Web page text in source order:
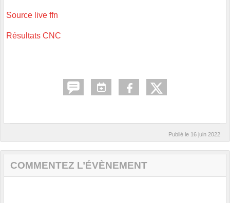
Source live ffn
Résultats CNC
Publié le 16 juin 2022
COMMENTEZ L’ÉVÈNEMENT